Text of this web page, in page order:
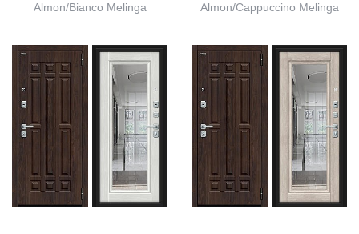
Almon/Bianco Melinga Almon/Cappuccino Melinga